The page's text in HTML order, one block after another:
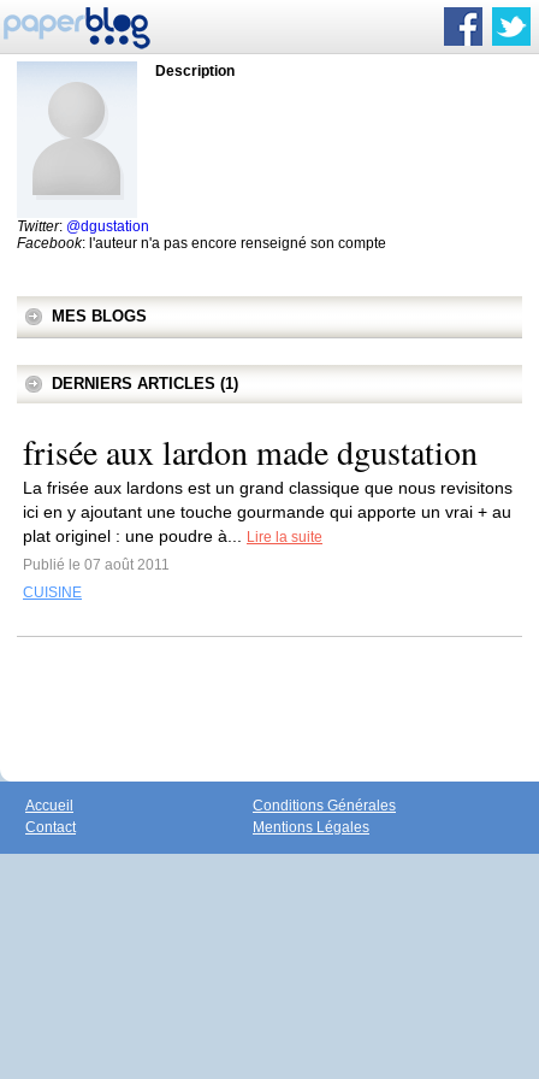
Description
Twitter: @dgustation
Facebook: l'auteur n'a pas encore renseigné son compte
MES BLOGS
DERNIERS ARTICLES (1)
frisée aux lardon made dgustation
La frisée aux lardons est un grand classique que nous revisitons
ici en y ajoutant une touche gourmande qui apporte un vrai + au
plat originel : une poudre à...
Lire la suite
Publié le 07 août 2011
CUISINE
Accueil
Contact
Conditions Générales
Mentions Légales